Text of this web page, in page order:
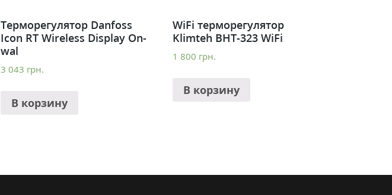
Терморегулятор Danfoss
Icon RT Wireless Display On-
wal
3 043 грн.
В корзину
WiFi терморегулятор
Klimteh BHT-323 WiFi
1 800 грн.
В корзину